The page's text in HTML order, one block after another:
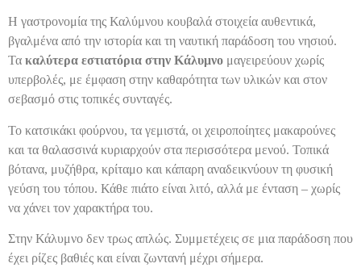
Η γαστρονομία της Καλύμνου κουβαλά στοιχεία αυθεντικά,
βγαλμένα από την ιστορία και τη ναυτική παράδοση του νησιού.
Τα καλύτερα εστιατόρια στην Κάλυμνο μαγειρεύουν χωρίς
υπερβολές, με έμφαση στην καθαρότητα των υλικών και στον
σεβασμό στις τοπικές συνταγές.
Το κατσικάκι φούρνου, τα γεμιστά, οι χειροποίητες μακαρούνες
και τα θαλασσινά κυριαρχούν στα περισσότερα μενού. Τοπικά
βότανα, μυζήθρα, κρίταμο και κάπαρη αναδεικνύουν τη φυσική
γεύση του τόπου. Κάθε πιάτο είναι λιτό, αλλά με ένταση – χωρίς
να χάνει τον χαρακτήρα του.
Στην Κάλυμνο δεν τρως απλώς. Συμμετέχεις σε μια παράδοση που
έχει ρίζες βαθιές και είναι ζωντανή μέχρι σήμερα.